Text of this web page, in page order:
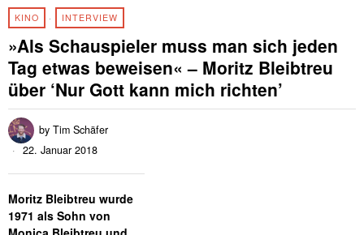
KINO · INTERVIEW
»Als Schauspieler muss man sich jeden
Tag etwas beweisen« – Moritz Bleibtreu
über ‘Nur Gott kann mich richten’
by Tim Schäfer
22. Januar 2018
Moritz Bleibtreu wurde
1971 als Sohn von